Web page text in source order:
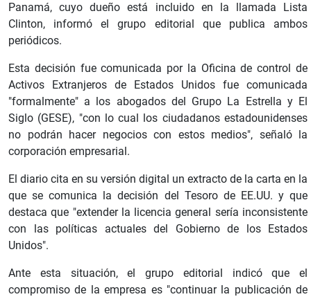
Panamá, cuyo dueño está incluido en la llamada Lista
Clinton, informó el grupo editorial que publica ambos
periódicos.
Esta decisión fue comunicada por la Oficina de control de
Activos Extranjeros de Estados Unidos fue comunicada
"formalmente" a los abogados del Grupo La Estrella y El
Siglo (GESE), "con lo cual los ciudadanos estadounidenses
no podrán hacer negocios con estos medios", señaló la
corporación empresarial.
El diario cita en su versión digital un extracto de la carta en la
que se comunica la decisión del Tesoro de EE.UU. y que
destaca que "extender la licencia general sería inconsistente
con las políticas actuales del Gobierno de los Estados
Unidos".
Ante esta situación, el grupo editorial indicó que el
compromiso de la empresa es "continuar la publicación de